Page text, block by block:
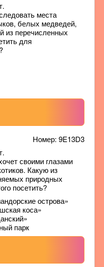
места
белых медведей,
из перечисленных
для
Номер: 9E13D3
своими глазами
Какую из
природных
посетить?
острова»
коса»
парк